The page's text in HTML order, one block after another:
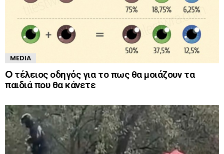
MEDIA
O τέλειος οδηγός για το πως θα μοιάζουν τα
παιδιά που θα κάνετε